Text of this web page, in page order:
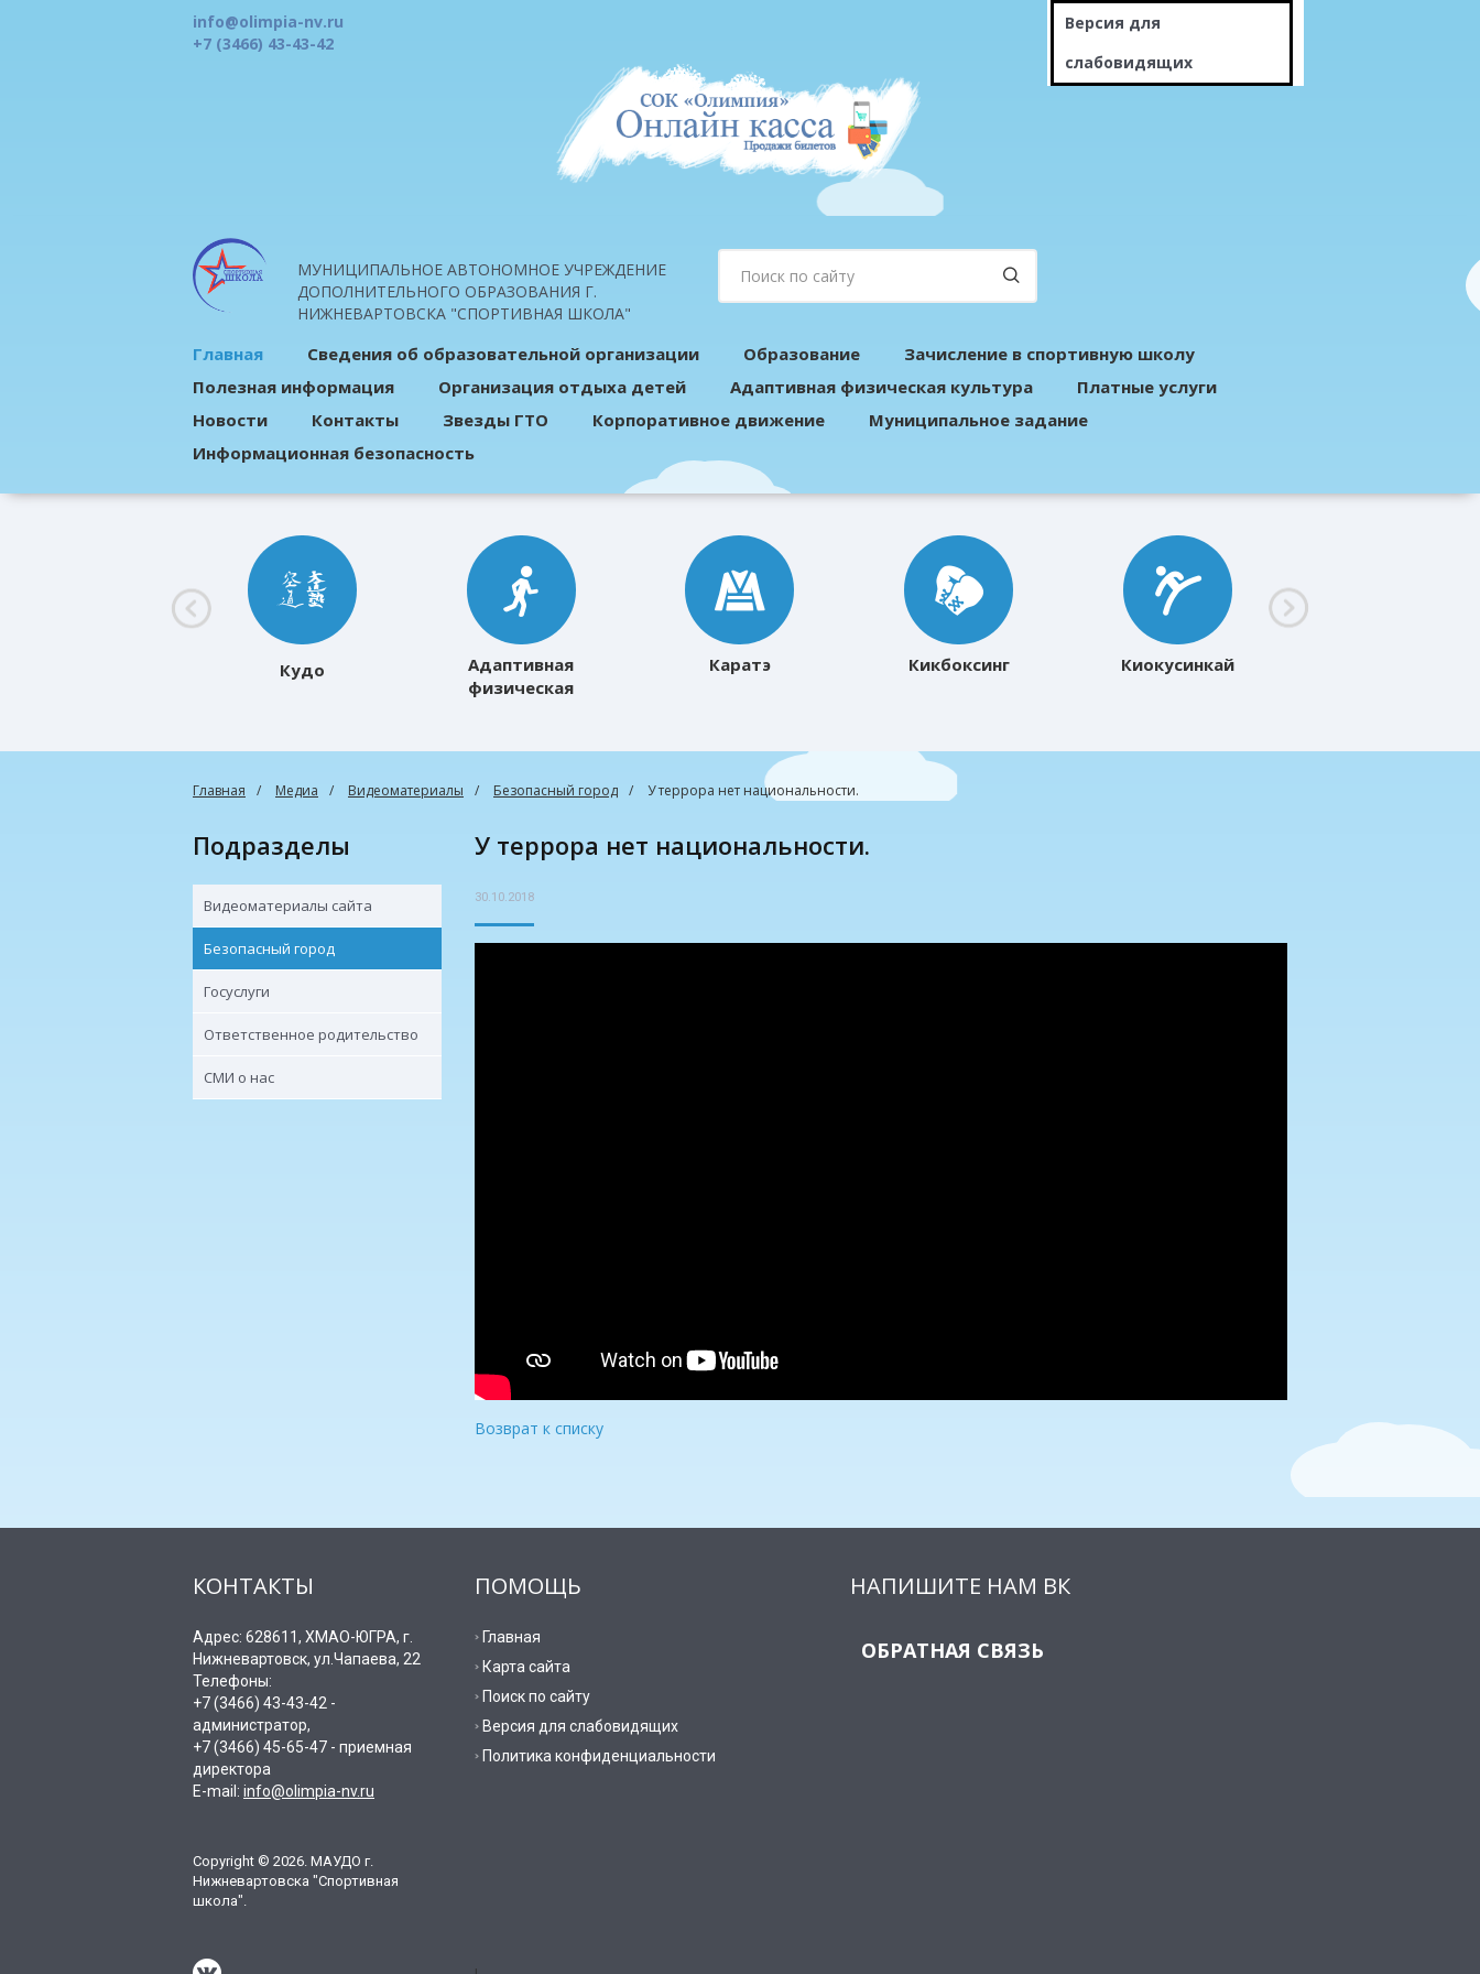
info@olimpia-nv.ru
+7 (3466) 43-43-42
Версия для
слабовидящих
МУНИЦИПАЛЬНОЕ АВТОНОМНОЕ УЧРЕЖДЕНИЕ
ДОПОЛНИТЕЛЬНОГО ОБРАЗОВАНИЯ Г.
НИЖНЕВАРТОВСКА "СПОРТИВНАЯ ШКОЛА"
Главная Сведения об образовательной организации Образование
Зачисление в спортивную школу
Полезная информация
Организация отдыха детей Адаптивная физическая культура
Платные услуги
Новости
Контакты Звезды ГТО Корпоративное движение
Муниципальное задание
Информационная безопасность
Кудо
Адаптивная
физическая
Каратэ Кикбоксинг Киокусинкай
Главная Медиа Видеоматериалы Безопасный город У террора нет национальности.
Подразделы
Видеоматериалы сайта
Безопасный город
Госуслуги
Ответственное родительство
СМИ о нас
У террора нет национальности.
30.10.2018
Возврат к списку
НАПИШИТЕ НАМ ВК
ОБРАТНАЯ СВЯЗЬ
ПОМОЩЬ
Главная
Карта сайта
Поиск по сайту
Версия для слабовидящих
Политика конфиденциальности
КОНТАКТЫ
Адрес: 628611, ХМАО-ЮГРА, г.
Нижневартовск, ул.Чапаева, 22
Телефоны:
+7 (3466) 43-43-42 -
администратор,
+7 (3466) 45-65-47 - приемная
директора
E-mail:info@olimpia-nv.ru
Copyright © 2026. МАУДО г.
Нижневартовска "Спортивная
школа".